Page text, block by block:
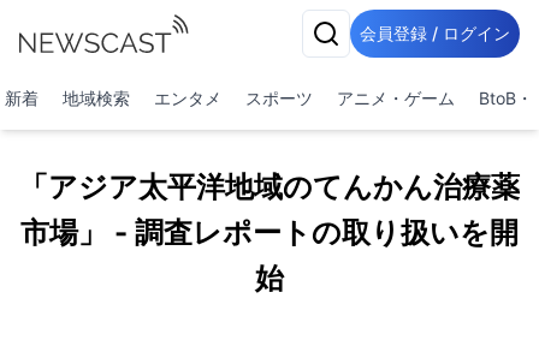
会員登録 / ログイン
新着 地域検索 エンタメ スポーツ アニメ・ゲーム BtoB・
「アジア太平洋地域のてんかん治療薬
市場」 - 調査レポートの取り扱いを開
始